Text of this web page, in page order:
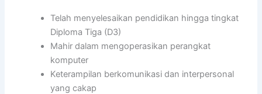
Telah menyelesaikan pendidikan hingga tingkat
Diploma Tiga (D3)
Mahir dalam mengoperasikan perangkat
komputer
Keterampilan berkomunikasi dan interpersonal
yang cakap